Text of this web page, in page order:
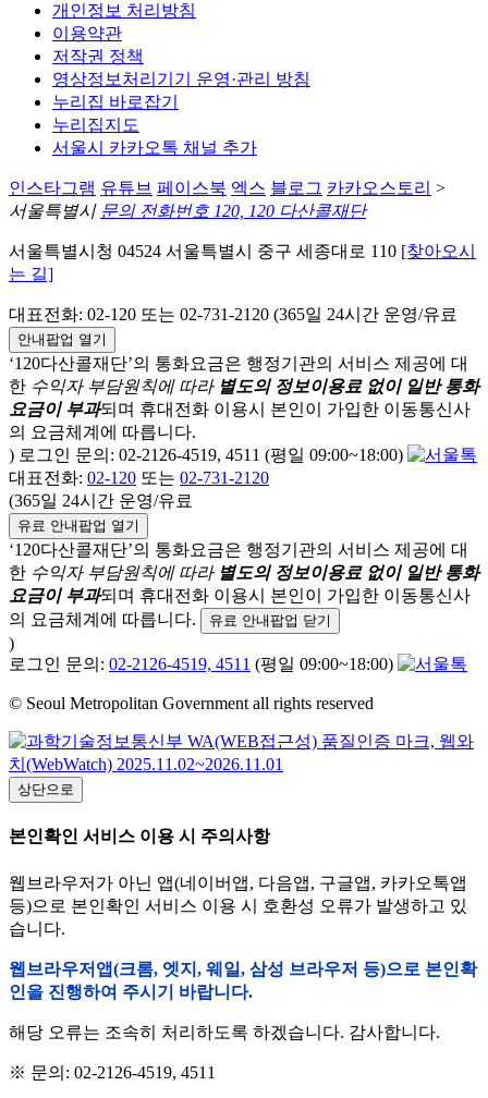
개인정보 처리방침
이용약관
저작권 정책
영상정보처리기기 운영·관리 방침
누리집 바로잡기
누리집지도
서울시 카카오톡 채널 추가
인스타그램 유튜브 페이스북 엑스 블로그 카카오스토리 >
서울특별시 문의 전화번호 120, 120 다산콜재단
서울특별시청 04524 서울특별시 중구 세종대로 110 [찾아오시
는 길]
대표전화: 02-120 또는 02-731-2120 (365일 24시간 운영/유료
안내팝업 열기
‘120다산콜재단’의 통화요금은 행정기관의 서비스 제공에 대
한 수익자 부담원칙에 따라 별도의 정보이용료 없이 일반 통화
요금이 부과되며 휴대전화 이용시 본인이 가입한 이동통신사
의 요금체계에 따릅니다.
) 로그인 문의: 02-2126-4519, 4511 (평일 09:00~18:00)
대표전화: 02-120 또는 02-731-2120
(365일 24시간 운영/유료
유료 안내팝업 열기
‘120다산콜재단’의 통화요금은 행정기관의 서비스 제공에 대
한 수익자 부담원칙에 따라 별도의 정보이용료 없이 일반 통화
요금이 부과되며 휴대전화 이용시 본인이 가입한 이동통신사
의 요금체계에 따릅니다.
유료 안내팝업 닫기
)
로그인 문의: 02-2126-4519, 4511 (평일 09:00~18:00)
© Seoul Metropolitan Government all rights reserved
상단으로
본인확인 서비스 이용 시 주의사항
웹브라우저가 아닌 앱(네이버앱, 다음앱, 구글앱, 카카오톡앱
등)으로 본인확인 서비스 이용 시 호환성 오류가 발생하고 있
습니다.
웹브라우저앱(크롬, 엣지, 웨일, 삼성 브라우저 등)으로 본인확
인을 진행하여 주시기 바랍니다.
해당 오류는 조속히 처리하도록 하겠습니다. 감사합니다.
※ 문의: 02-2126-4519, 4511